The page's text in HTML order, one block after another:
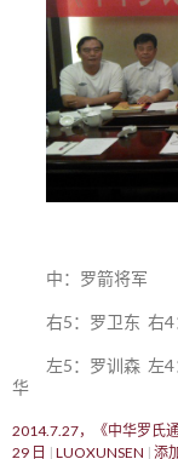
中：罗箭将军
右5：罗卫东 右
左5：罗训森 左
华
2014.7.27，《中华罗氏
29 日
LUOXUNSEN 添